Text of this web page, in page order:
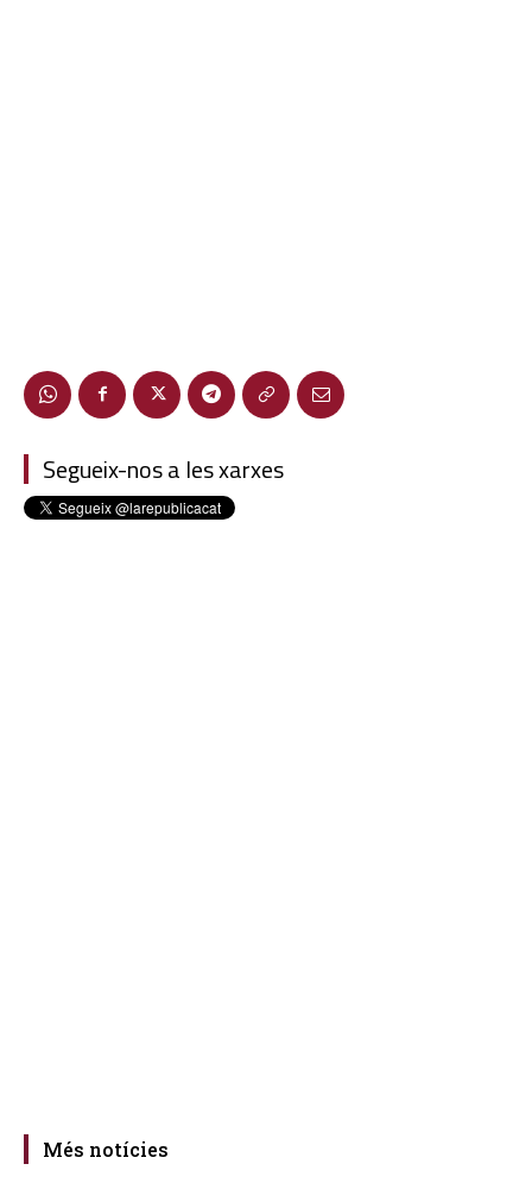
Segueix-nos a les xarxes
Més notícies